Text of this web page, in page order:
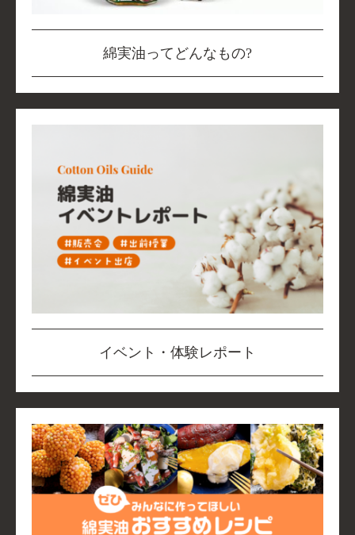
綿実油ってどんなもの?
イベント・体験レポート